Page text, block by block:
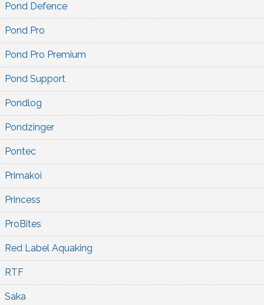
Pond Defence
Pond Pro
Pond Pro Premium
Pond Support
Pondlog
Pondzinger
Pontec
Primakoi
Princess
ProBites
Red Label Aquaking
RTF
Saka